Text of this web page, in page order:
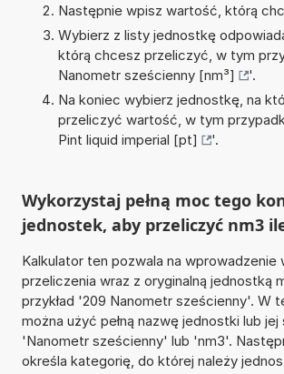
Następnie wpisz wartość, którą
Wybierz z listy jednostkę
którą chcesz przeliczyć, w tym
Nanometr sześcienny [nm³]
'.
Na koniec wybierz jednostkę, na
przeliczyć wartość, w tym
Pint liquid imperial [pt]
'.
Wykorzystaj pełną moc tego
jednostek, aby przeliczyć nm3
Kalkulator ten pozwala na wprowadzenie
przeliczenia wraz z oryginalną jednostką
przykład '209 Nanometr sześcienny'. W
można użyć pełną nazwę jednostki lub jej
'Nanometr sześcienny' lub 'nm3'.
określa kategorię, do której należy